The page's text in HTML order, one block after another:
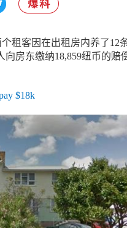
个租客因在出租房内养了12
房东缴纳18,859纽币的赔
$18k